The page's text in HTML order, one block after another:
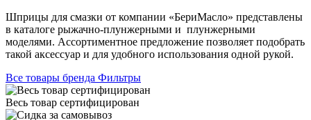
Шприцы для смазки от компании «БериМасло» представлены
в каталоге рыжачно-плунжерными и плунжерными
моделями. Ассортиментное предложение позволяет подобрать
такой аксессуар и для удобного использования одной рукой.
Все товары бренда Фильтры
Весь товар сертифицирован